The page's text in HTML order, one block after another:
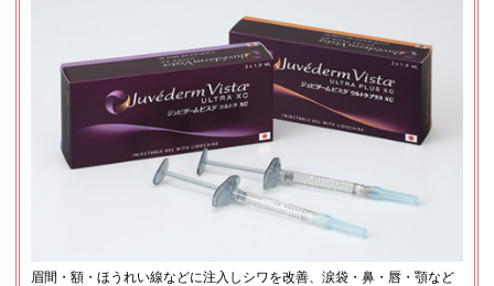
眉間・額・ほうれい線などに注入しシワを改善、涙袋・鼻・唇・顎など